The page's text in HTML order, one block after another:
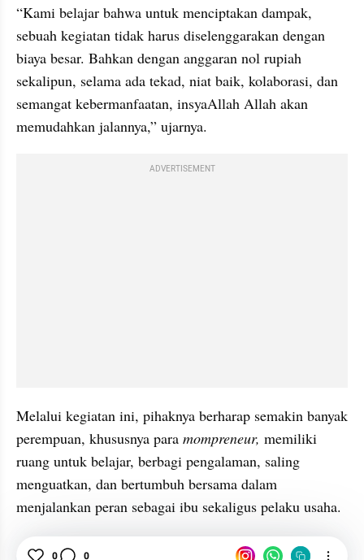
“Kami belajar bahwa untuk menciptakan dampak,
sebuah kegiatan tidak harus diselenggarakan dengan
biaya besar. Bahkan dengan anggaran nol rupiah
sekalipun, selama ada tekad, niat baik, kolaborasi, dan
semangat kebermanfaatan, insyaAllah Allah akan
memudahkan jalannya,” ujarnya.
ADVERTISEMENT
Melalui kegiatan ini, pihaknya berharap semakin banyak
perempuan, khususnya para mompreneur, memiliki
ruang untuk belajar, berbagi pengalaman, saling
menguatkan, dan bertumbuh bersama dalam
menjalankan peran sebagai ibu sekaligus pelaku usaha.
0 0